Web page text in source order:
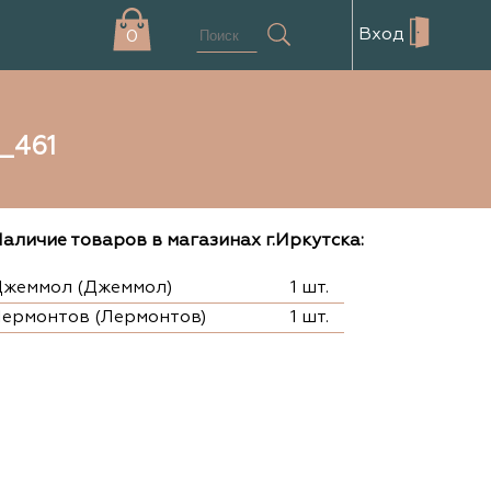
0 Вход
товаров в магазинах г.Иркутска:
(Джеммол)
1 шт.
(Лермонтов)
1 шт.